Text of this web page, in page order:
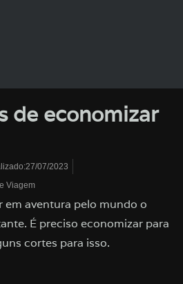
de economizar
07/2023
Viagem
em aventura pelo mundo o
É preciso economizar para
cortes para isso.